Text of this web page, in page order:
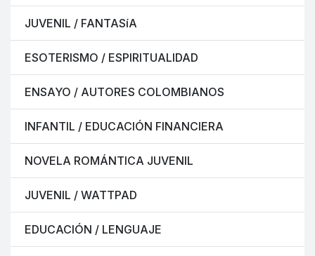
JUVENIL / FANTASíA
ESOTERISMO / ESPIRITUALIDAD
ENSAYO / AUTORES COLOMBIANOS
INFANTIL / EDUCACIÓN FINANCIERA
NOVELA ROMÁNTICA JUVENIL
JUVENIL / WATTPAD
EDUCACIÓN / LENGUAJE